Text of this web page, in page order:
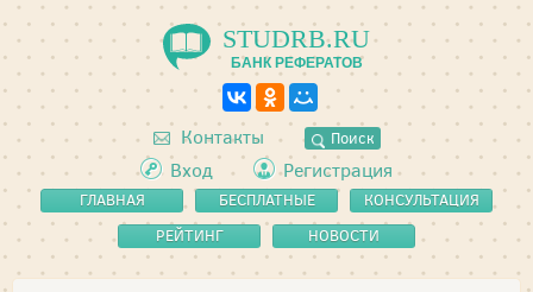
STUDRB.RU
БАНК РЕФЕРАТОВ
Контакты Поиск
Вход Регистрация
ГЛАВНАЯ
БЕСПЛАТНЫЕ
РЕФЕРАТЫ
КОНСУЛЬТАЦИЯ
РЕЙТИНГ
НОВОСТИ